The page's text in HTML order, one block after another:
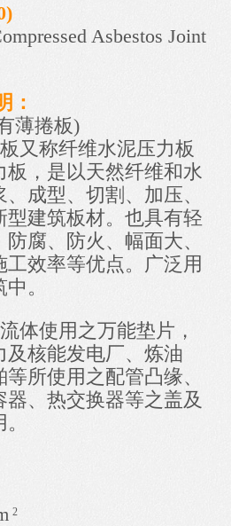
Asbestos Joint
：
薄捲板)
又称纤维水泥压力板
板，是以天然纤维和水
成型、切割、加压、
型建筑板材。也具有轻
腐、防火、幅面大、
效率等优点。广泛用
。
体使用之万能垫片，
及核能发电厂、炼油
所使用之配管凸缘、
、热交换器等之盖及
2